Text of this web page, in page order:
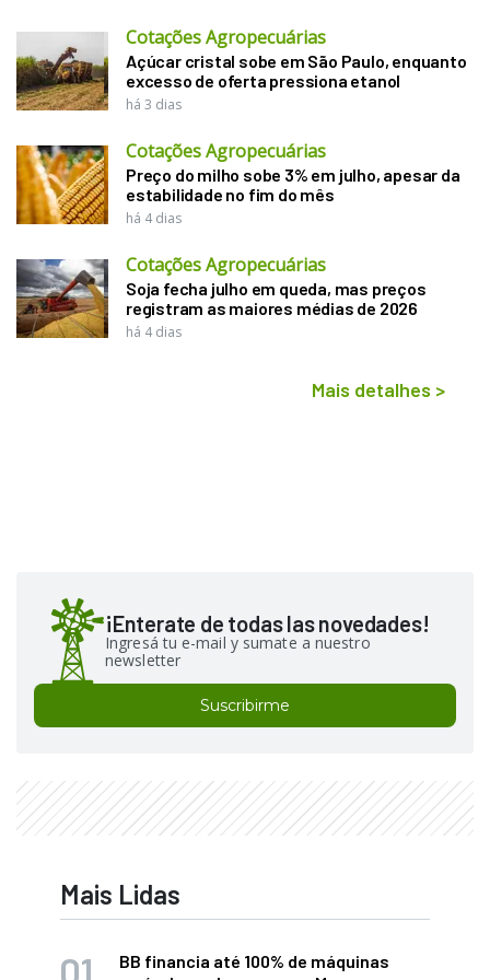
Cotações Agropecuárias
Açúcar cristal sobe em São Paulo, enquanto
excesso de oferta pressiona etanol
há 3 dias
Cotações Agropecuárias
Preço do milho sobe 3% em julho, apesar da
estabilidade no fim do mês
há 4 dias
Cotações Agropecuárias
Soja fecha julho em queda, mas preços
registram as maiores médias de 2026
há 4 dias
Mais detalhes >
¡Enterate de todas las novedades!
Ingresá tu e-mail y sumate a nuestro
newsletter
Suscribirme
Mais Lidas
BB financia até 100% de máquinas